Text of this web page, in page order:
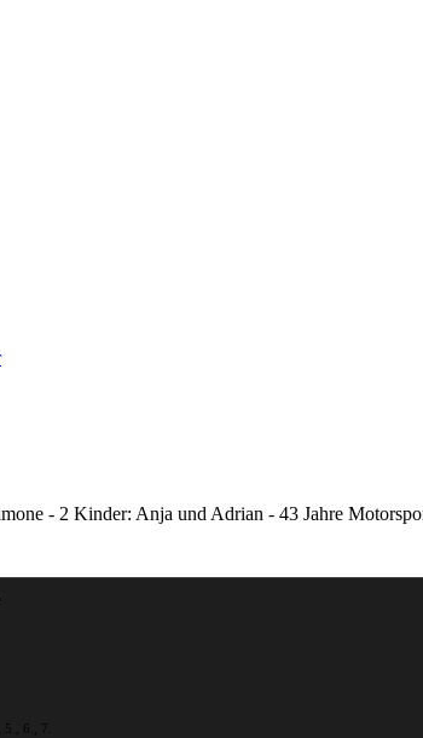
- 2 Kinder: Anja und Adrian - 43 Jahre
5., 6., 7.